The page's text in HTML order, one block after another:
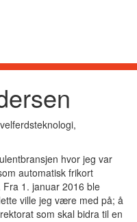
hvor jeg var
automatisk frikort
1. januar 2016 ble
ville jeg være med på; å
som skal bidra til en